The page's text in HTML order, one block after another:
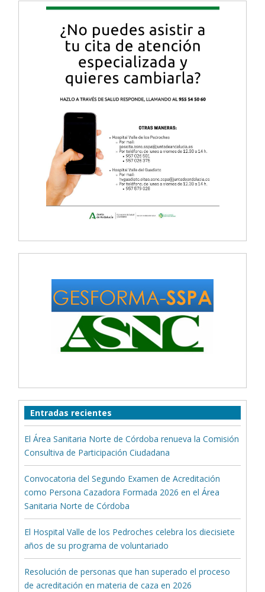
Entradas recientes
El Área Sanitaria Norte de Córdoba renueva la Comisión
Consultiva de Participación Ciudadana
Convocatoria del Segundo Examen de Acreditación
como Persona Cazadora Formada 2026 en el Área
Sanitaria Norte de Córdoba
El Hospital Valle de los Pedroches celebra los diecisiete
años de su programa de voluntariado
Resolución de personas que han superado el proceso
de acreditación en materia de caza en 2026